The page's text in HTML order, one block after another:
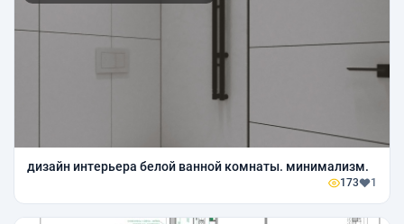
дизайн интерьера белой ванной комнаты. минимализм.
173 1